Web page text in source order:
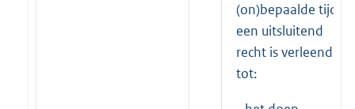
(on)bepaalde tijd
een uitsluitend
recht is verleend
tot: